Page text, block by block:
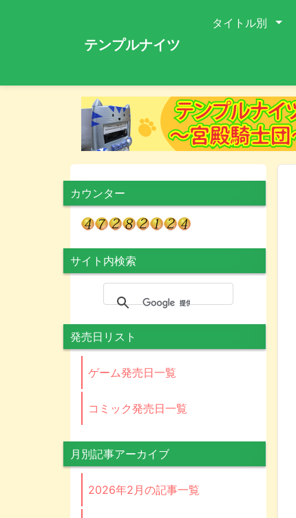
テンプルナイツ
タイトル別
カウンター
サイト内検索
発売日リスト
ゲーム発売日一覧
コミック発売日一覧
月別記事アーカイブ
2026年2月の記事一覧